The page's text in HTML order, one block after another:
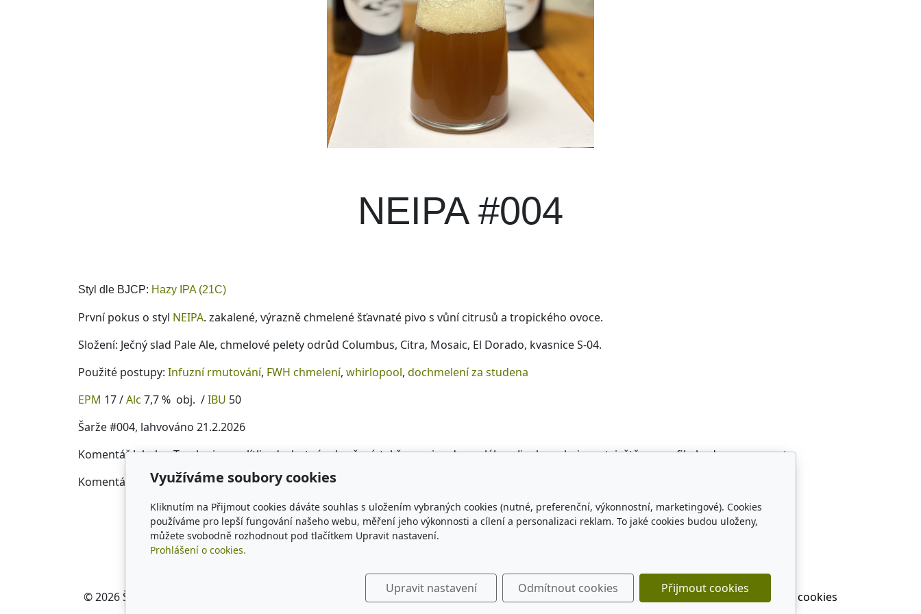
NEIPA #004
Styl dle BJCP: Hazy IPA (21C)
První pokus o styl NEIPA. zakalené, výrazně chmelené šťavnaté pivo s vůní citrusů a tropického ovoce.
Složení: Ječný slad Pale Ale, chmelové pelety odrůd Columbus, Citra, Mosaic, El Dorado, kvasnice S-04.
Použité postupy: Infuzní rmutování, FWH chmelení, whirlopool, dochmelení za studena
EPM 17 /Alc 7,7 % obj. /IBU 50
Šarže #004, lahvováno 21.2.2026
Komentář Jakuba: Trochu jsme ulítli v druhotném kvašení, takže se pivo dere z láhve. Jinak spokojenost, ještě na profilu budeme pracovat.
Komentář Šimona: Moc bublinkaté, dám přednost kyseláči.
© 2026Šimon Karel Nastavení cookies
Využíváme soubory cookies
Kliknutím na Přijmout cookies dáváte souhlas s uložením vybraných cookies (nutné, preferenční, výkonnostní, marketingové). Cookies
používáme pro lepší fungování našeho webu, měření jeho výkonnosti a cílení a personalizaci reklam. To jaké cookies budou uloženy,
můžete svobodně rozhodnout pod tlačítkem Upravit nastavení.
Prohlášení o cookies.
Upravit nastavení Odmítnout cookies Přijmout cookies